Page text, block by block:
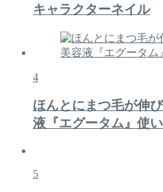
キャラクターネイル
4
ほんとにまつ毛が伸
液『エグータム』使
5